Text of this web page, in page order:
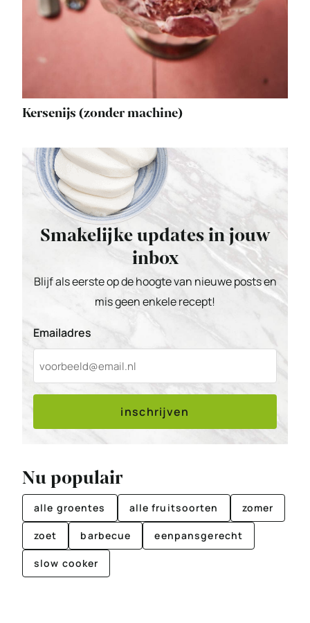
Kersenijs (zonder machine)
Smakelijke updates in jouw
inbox
Blijf als eerste op de hoogte van nieuwe posts en
mis geen enkele recept!
Emailadres
inschrijven
Nu populair
alle groentes alle fruitsoorten zomer
zoet barbecue eenpansgerecht
slow cooker